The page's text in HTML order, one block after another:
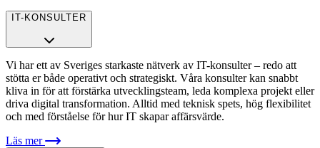
IT-KONSULTER
Vi har ett av Sveriges starkaste nätverk av IT-konsulter – redo att
stötta er både operativt och strategiskt. Våra konsulter kan snabbt
kliva in för att förstärka utvecklingsteam, leda komplexa projekt eller
driva digital transformation. Alltid med teknisk spets, hög flexibilitet
och med förståelse för hur IT skapar affärsvärde.
Läs mer